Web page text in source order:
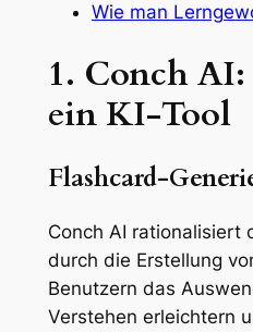
Wie man
1. Conch
ein KI-Tool
Flashcard-
Conch AI rationalisiert
durch die Erstellung
Benutzern das
Verstehen erleichtern